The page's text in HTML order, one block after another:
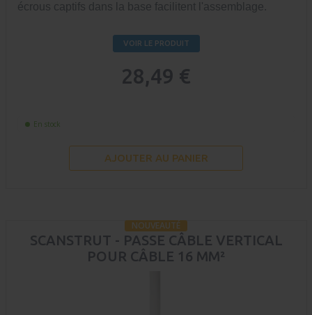
écrous captifs dans la base facilitent l'assemblage.
VOIR LE PRODUIT
28,49 €
En stock
AJOUTER AU PANIER
NOUVEAUTÉ
SCANSTRUT - PASSE CÂBLE VERTICAL
POUR CÂBLE 16 MM²